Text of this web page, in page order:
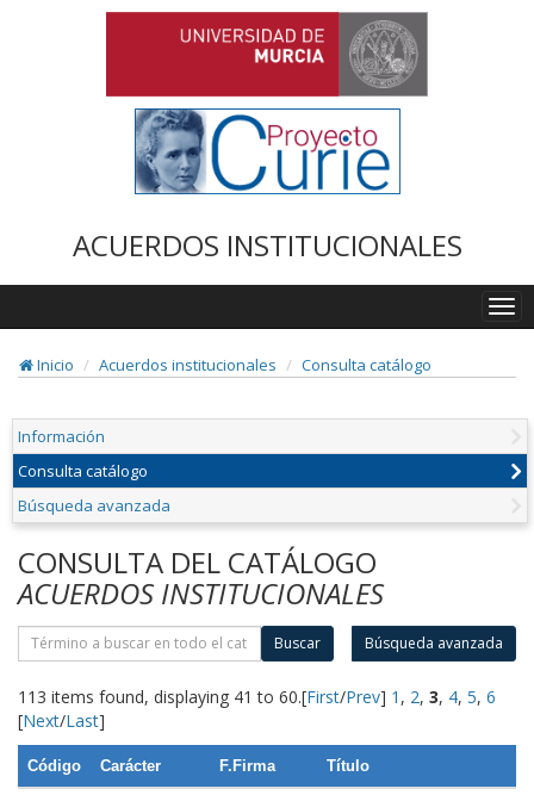
ACUERDOS INSTITUCIONALES
Inicio
Acuerdos institucionales Consulta catálogo
Información
Consulta catálogo
Búsqueda avanzada
CONSULTA DEL CATÁLOGO
ACUERDOS INSTITUCIONALES
Buscar Búsqueda avanzada
113 items found, displaying 41 to 60.[First/Prev] 1 , 2, 3, 4, 5, 6
[Next/Last]
Código Carácter F.Firma Título